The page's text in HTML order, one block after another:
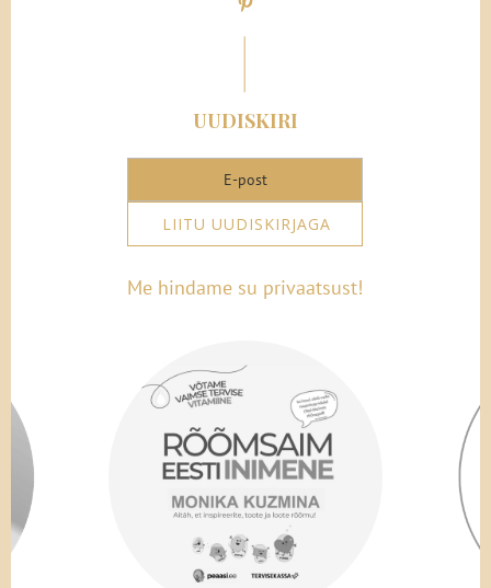
UUDISKIRI
LIITU UUDISKIRJAGA
Me hindame su privaatsust!